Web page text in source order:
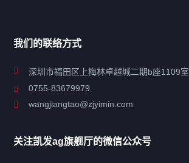
联系凯发ag旗舰厅
我们的联络方式
深圳市福田区上梅林卓越城二期b座1109室
0755-83679979
wangjiangtao@zjyimin.com
关注凯发ag旗舰厅的微信公众号